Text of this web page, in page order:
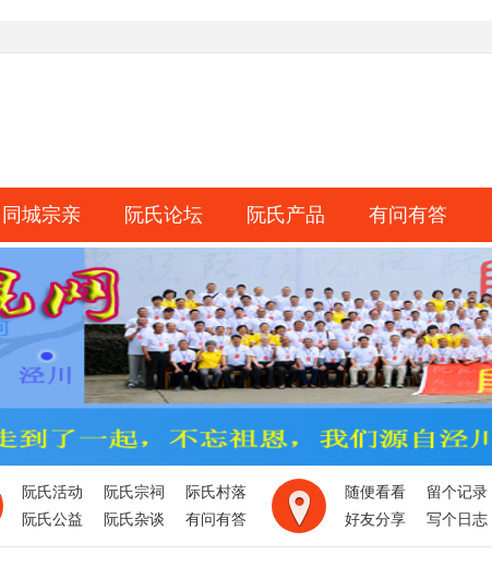
同城宗亲 阮氏论坛 阮氏产品 有问有答
日志
阮氏活动 阮氏宗祠
际氏村落
阮氏公益
阮氏杂谈 有问有答
随便看看 留个记录
好友分享
写个日志